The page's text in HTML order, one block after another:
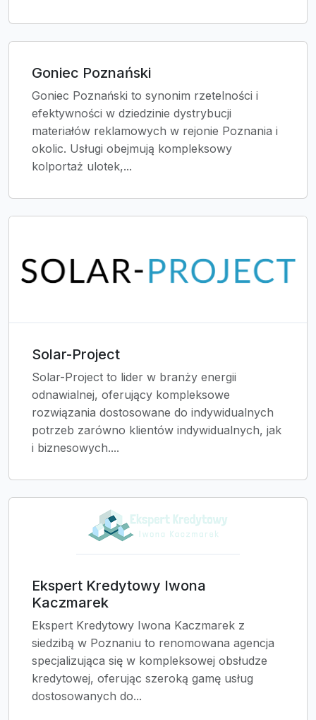
Goniec Poznański
Goniec Poznański to synonim rzetelności i
efektywności w dziedzinie dystrybucji
materiałów reklamowych w rejonie Poznania i
okolic. Usługi obejmują kompleksowy
kolportaż ulotek,...
Solar-Project
Solar-Project to lider w branży energii
odnawialnej, oferujący kompleksowe
rozwiązania dostosowane do indywidualnych
potrzeb zarówno klientów indywidualnych, jak
i biznesowych....
Ekspert Kredytowy Iwona
Kaczmarek
Ekspert Kredytowy Iwona Kaczmarek z
siedzibą w Poznaniu to renomowana agencja
specjalizująca się w kompleksowej obsłudze
kredytowej, oferując szeroką gamę usług
dostosowanych do...